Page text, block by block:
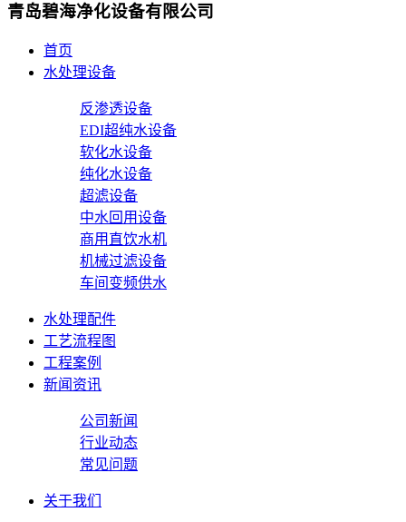
青岛碧海净化设备有限公司
首页
水处理设备
反渗透设备
EDI超纯水设备
软化水设备
纯化水设备
超滤设备
中水回用设备
商用直饮水机
机械过滤设备
车间变频供水
水处理配件
工艺流程图
工程案例
新闻资讯
公司新闻
行业动态
常见问题
关于我们